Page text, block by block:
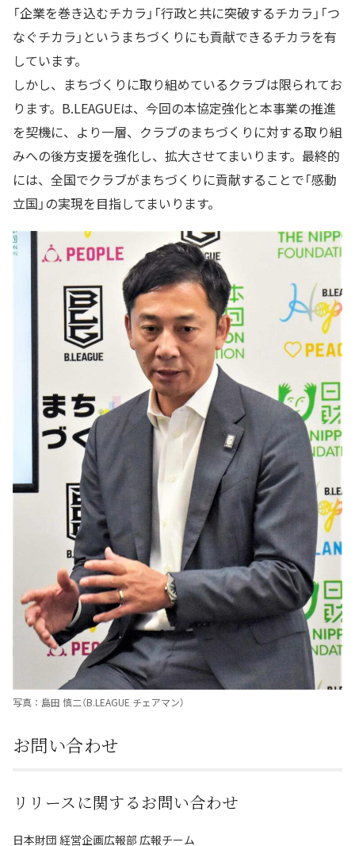
「企業を巻き込むチカラ」「行政と共に突破するチカラ」「つ
なぐチカラ」というまちづくりにも貢献できるチカラを有
しています。
しかし、まちづくりに取り組めているクラブは限られてお
ります。B.LEAGUEは、今回の本協定強化と本事業の推進
を契機に、より一層、クラブのまちづくりに対する取り組
みへの後方支援を強化し、拡大させてまいります。最終的
には、全国でクラブがまちづくりに貢献することで「感動
立国」の実現を目指してまいります。
写真：島田 慎二（B.LEAGUE チェアマン）
お問い合わせ
リリースに関するお問い合わせ
日本財団 経営企画広報部 広報チーム